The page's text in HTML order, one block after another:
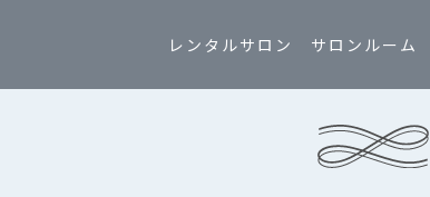
レンタルサロン サロンルーム